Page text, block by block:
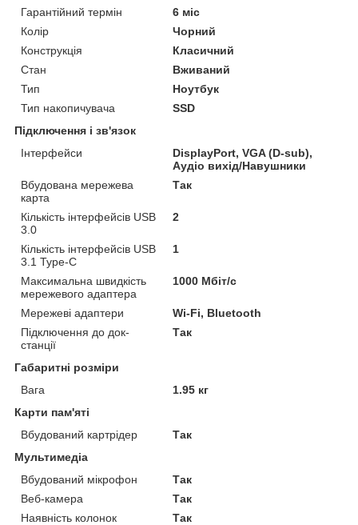
Гарантійний термін
6 міс
Колір
Чорний
Конструкція
Класичний
Стан
Вживаний
Тип
Ноутбук
Тип накопичувача
SSD
Підключення і зв'язок
Інтерфейси
DisplayPort, VGA (D-sub),
Аудіо вихід/Навушники
Вбудована мережева
карта
Так
Кількість інтерфейсів USB
3.0
2
Кількість інтерфейсів USB
3.1 Type-C
1
Максимальна швидкість
мережевого адаптера
1000 Мбіт/с
Мережеві адаптери
Wi-Fi, Bluetooth
Підключення до док-
станції
Так
Габаритні розміри
Вага
1.95 кг
Карти пам'яті
Вбудований картрідер
Так
Мультимедіа
Вбудований мікрофон
Так
Веб-камера
Так
Наявність колонок
Так